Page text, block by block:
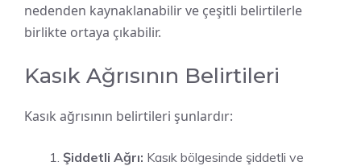
nedenden kaynaklanabilir ve çeşitli belirtilerle
birlikte ortaya çıkabilir.
Kasık Ağrısının Belirtileri
Kasık ağrısının belirtileri şunlardır:
Şiddetli Ağrı: Kasık bölgesinde şiddetli ve